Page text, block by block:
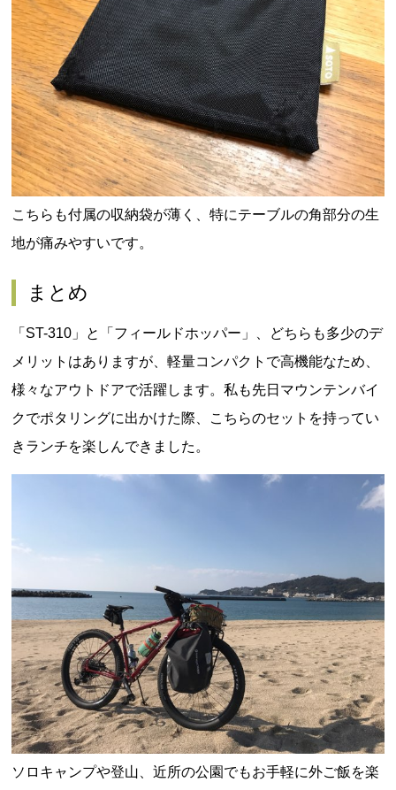
こちらも付属の収納袋が薄く、特にテーブルの角部分の生
地が痛みやすいです。
まとめ
「ST-310」と「フィールドホッパー」、どちらも多少のデ
メリットはありますが、軽量コンパクトで高機能なため、
様々なアウトドアで活躍します。私も先日マウンテンバイ
クでポタリングに出かけた際、こちらのセットを持ってい
きランチを楽しんできました。
ソロキャンプや登山、近所の公園でもお手軽に外ご飯を楽